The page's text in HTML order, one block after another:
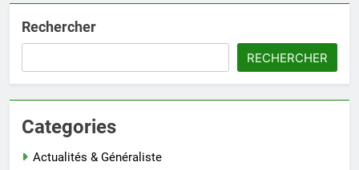
Rechercher
RECHERCHER
Categories
Actualités & Généraliste